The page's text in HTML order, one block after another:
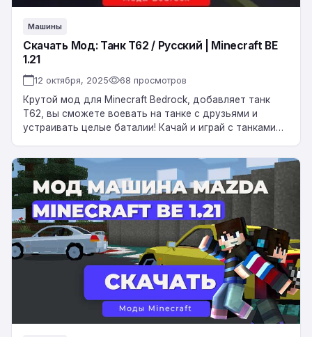
1.21
Машины
Скачать Мод: Танк T62 / Русский | Minecraft BE
1.21
12 октября, 2025 68 просмотров
Крутой мод для Minecraft Bedrock, добавляет танк
Т62, вы сможете воевать на танке с друзьями и
устраивать целые баталии! Качай и играй с танками
Мод:
Машина
FD
RX7,
Mazda
/